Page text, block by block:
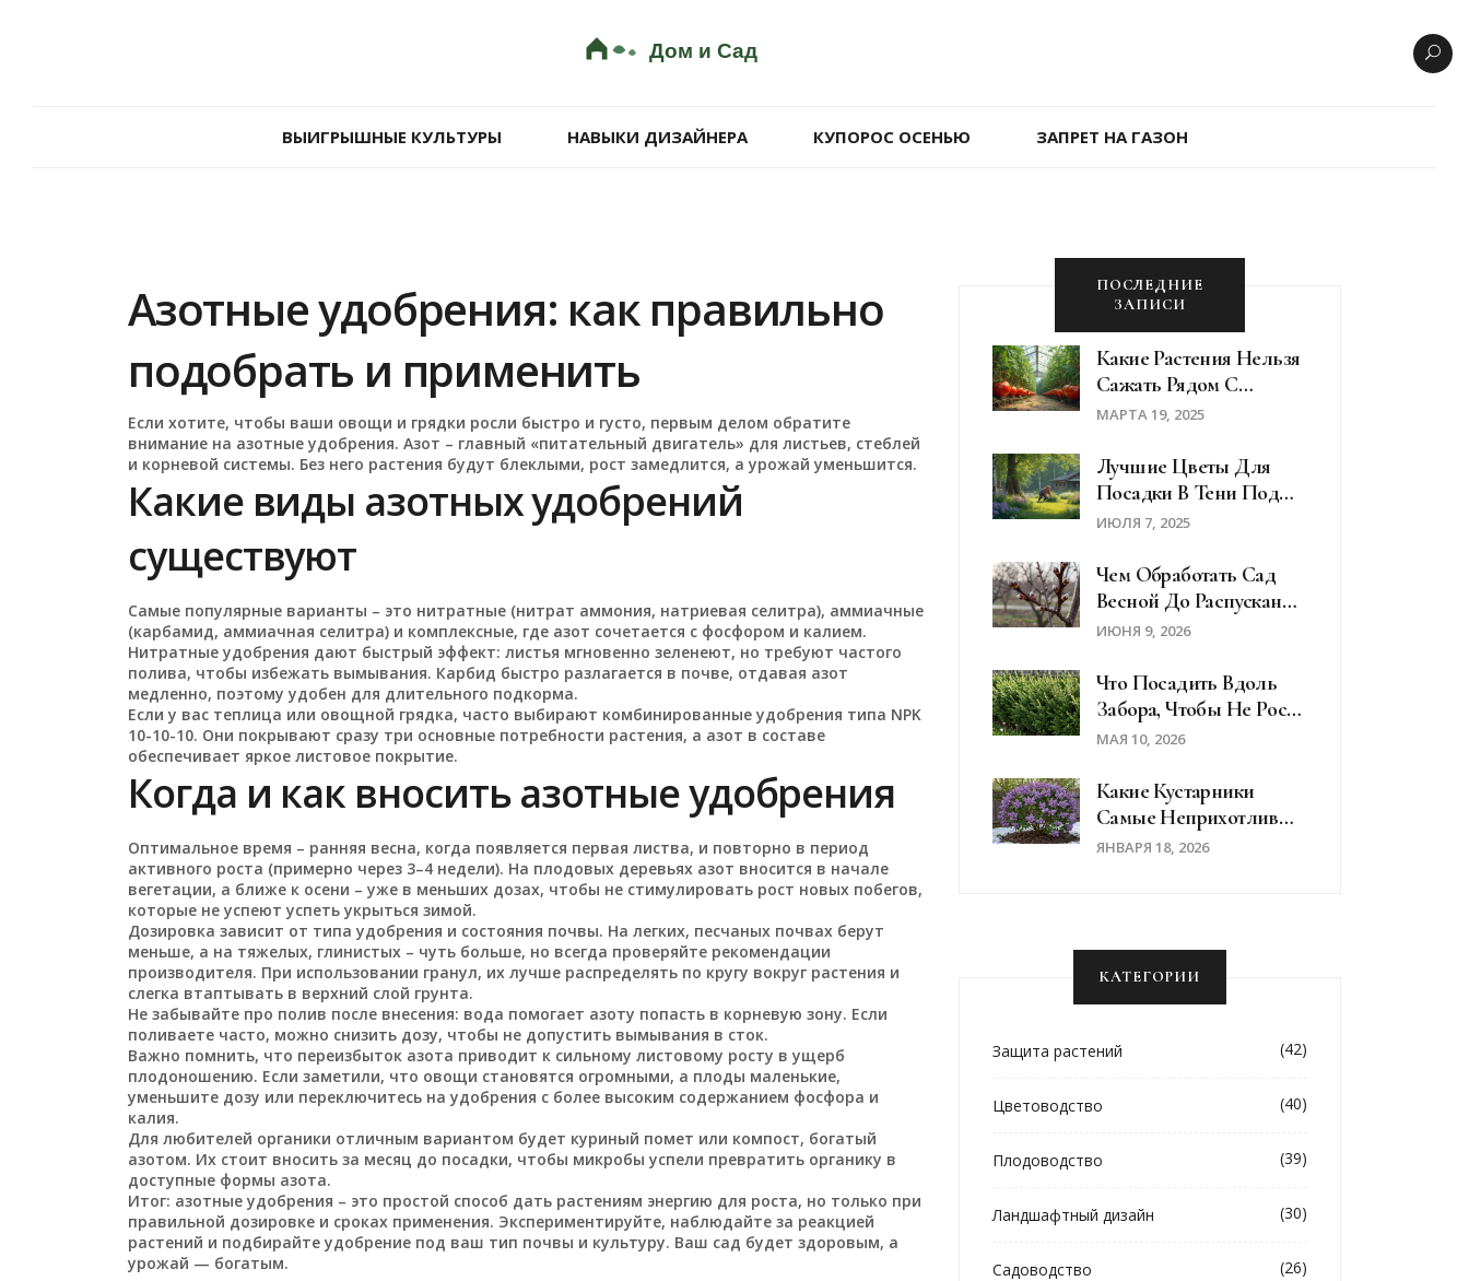
ВЫИГРЫШНЫЕ КУЛЬТУРЫ НАВЫКИ ДИЗАЙНЕРА КУПОРОС ОСЕНЬЮ ЗАПРЕТ НА ГАЗОН
Азотные удобрения: как правильно
подобрать и применить
Если хотите, чтобы ваши овощи и грядки росли быстро и густо, первым делом обратите
внимание на азотные удобрения. Азот – главный «питательный двигатель» для листьев, стеблей
и корневой системы. Без него растения будут блеклыми, рост замедлится, а урожай уменьшится.
Какие виды азотных удобрений
существуют
Самые популярные варианты – это нитратные (нитрат аммония, натриевая селитра), аммиачные
(карбамид, аммиачная селитра) и комплексные, где азот сочетается с фосфором и калием.
Нитратные удобрения дают быстрый эффект: листья мгновенно зеленеют, но требуют частого
полива, чтобы избежать вымывания. Карбид быстро разлагается в почве, отдавая азот
медленно, поэтому удобен для длительного подкорма.
Если у вас теплица или овощной грядка, часто выбирают комбинированные удобрения типа NPK
10-10-10. Они покрывают сразу три основные потребности растения, а азот в составе
обеспечивает яркое листовое покрытие.
Когда и как вносить азотные удобрения
Оптимальное время – ранняя весна, когда появляется первая листва, и повторно в период
активного роста (примерно через 3–4 недели). На плодовых деревьях азот вносится в начале
вегетации, а ближе к осени – уже в меньших дозах, чтобы не стимулировать рост новых побегов,
которые не успеют успеть укрыться зимой.
Дозировка зависит от типа удобрения и состояния почвы. На легких, песчаных почвах берут
меньше, а на тяжелых, глинистых – чуть больше, но всегда проверяйте рекомендации
производителя. При использовании гранул, их лучше распределять по кругу вокруг растения и
слегка втаптывать в верхний слой грунта.
Не забывайте про полив после внесения: вода помогает азоту попасть в корневую зону. Если
поливаете часто, можно снизить дозу, чтобы не допустить вымывания в сток.
Важно помнить, что переизбыток азота приводит к сильному листовому росту в ущерб
плодоношению. Если заметили, что овощи становятся огромными, а плоды маленькие,
уменьшите дозу или переключитесь на удобрения с более высоким содержанием фосфора и
калия.
Для любителей органики отличным вариантом будет куриный помет или компост, богатый
азотом. Их стоит вносить за месяц до посадки, чтобы микробы успели превратить органику в
доступные формы азота.
Итог: азотные удобрения – это простой способ дать растениям энергию для роста, но только при
правильной дозировке и сроках применения. Экспериментируйте, наблюдайте за реакцией
растений и подбирайте удобрение под ваш тип почвы и культуру. Ваш сад будет здоровым, а
урожай — богатым.
ПОСЛЕДНИЕ
ЗАПИСИ
Какие Растения Нельзя
Сажать Рядом С
Помидорами
МАРТА 19, 2025
Лучшие Цветы Для
Посадки В Тени Под
Деревьями: Подбор И
ИЮЛЯ 7, 2025
Чем Обработать Сад
Весной До Распускания
Почек: Полный Список
ИЮНЯ 9, 2026
Что Посадить Вдоль
Забора, Чтобы Не Росла
Трава: Лучшие
Подавления Сорняков
МАЯ 10, 2026
Какие Кустарники
Самые Неприхотливые
Для Сада В России
ЯНВАРЯ 18, 2026
КАТЕГОРИИ
Защита растений (42)
Цветоводство (40)
Плодоводство (39)
Ландшафтный дизайн (30)
Садоводство (26)